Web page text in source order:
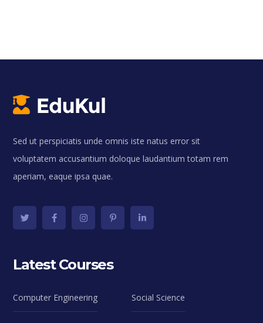
Sed ut perspiciatis unde omnis iste natus error sit
voluptatem accusantium doloque laudantium totam rem
aperiam, eaque ipsa quae.
Latest Courses
Computer Engineering Social Science